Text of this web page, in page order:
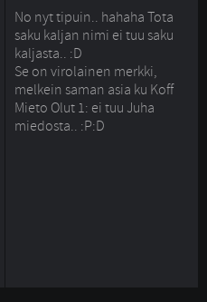
No nyt tipuin.. hahaha Tota
saku kaljan nimi ei tuu saku
kaljasta.. :D
Se on virolainen merkki,
melkein saman asia ku Koff
Mieto Olut 1: ei tuu Juha
miedosta.. :P:D